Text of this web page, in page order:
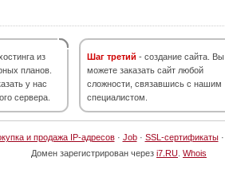
из
планов.
у нас
сервера.
Шаг третий - создание сайта. Вы
можете заказать сайт любой
сложности, связавшись с нашим
специалистом.
и продажа IP-адресов· Job· SSL-сертификаты·
Домен зарегистрирован через i7.RU Whois